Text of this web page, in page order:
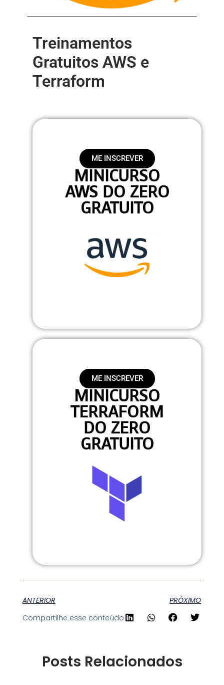
Treinamentos
Gratuitos AWS e
Terraform
MINICURSO
AWS DO ZERO
GRATUITO
ME INSCREVER
MINICURSO
TERRAFORM
DO ZERO
GRATUITO
ME INSCREVER
ANTERIOR
PRÓXIMO
Compartilhe esse conteúdo
Posts Relacionados